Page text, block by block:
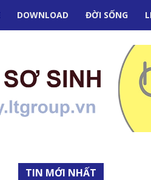
DOWNLOAD ĐỜI SỐNG
TIN MỚI NHẤT